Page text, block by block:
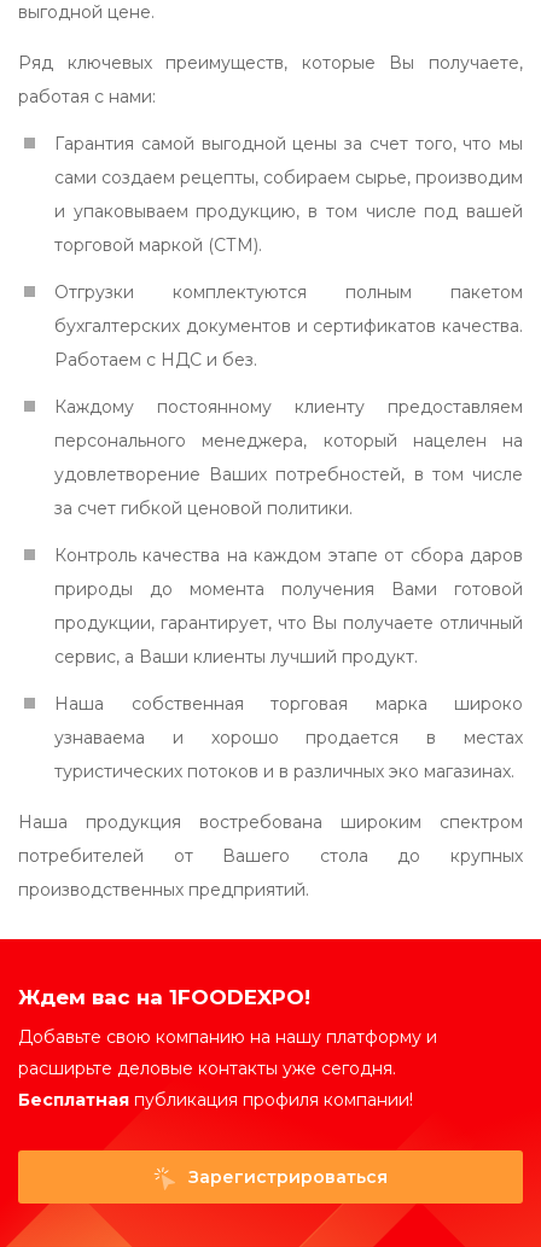
выгодной цене.
Ряд ключевых преимуществ, которые Вы получаете,
работая с нами:
Гарантия самой выгодной цены за счет того, что мы
сами создаем рецепты, собираем сырье, производим
и упаковываем продукцию, в том числе под вашей
торговой маркой (СТМ).
Отгрузки комплектуются полным пакетом
бухгалтерских документов и сертификатов качества.
Работаем с НДС и без.
Каждому постоянному клиенту предоставляем
персонального менеджера, который нацелен на
удовлетворение Ваших потребностей, в том числе
за счет гибкой ценовой политики.
Контроль качества на каждом этапе от сбора даров
природы до момента получения Вами готовой
продукции, гарантирует, что Вы получаете отличный
сервис, а Ваши клиенты лучший продукт.
Наша собственная торговая марка широко
узнаваема и хорошо продается в местах
туристических потоков и в различных эко магазинах.
Наша продукция востребована широким спектром
потребителей от Вашего стола до крупных
производственных предприятий.
Ждем вас на 1FOODEXPO!
Добавьте свою компанию на нашу платформу и
расширьте деловые контакты уже сегодня.
Бесплатная публикация профиля компании!
Зарегистрироваться